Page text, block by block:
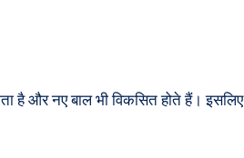
है और नए बाल भी विकसित होते हैं। इसलिए